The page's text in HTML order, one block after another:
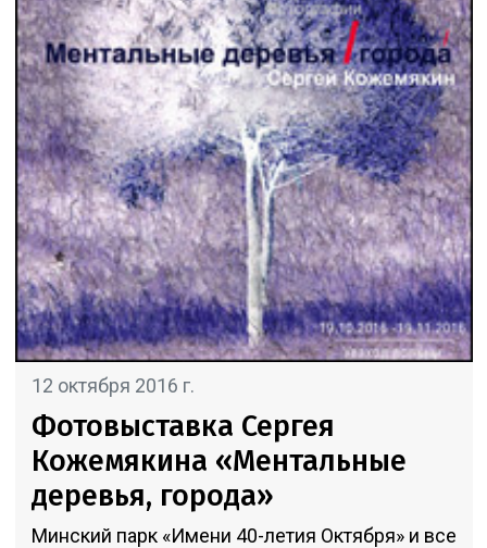
12 октября 2016 г.
Фотовыставка Сергея
Кожемякина «Ментальные
деревья, города»
Минский парк «Имени 40-летия Октября» и все